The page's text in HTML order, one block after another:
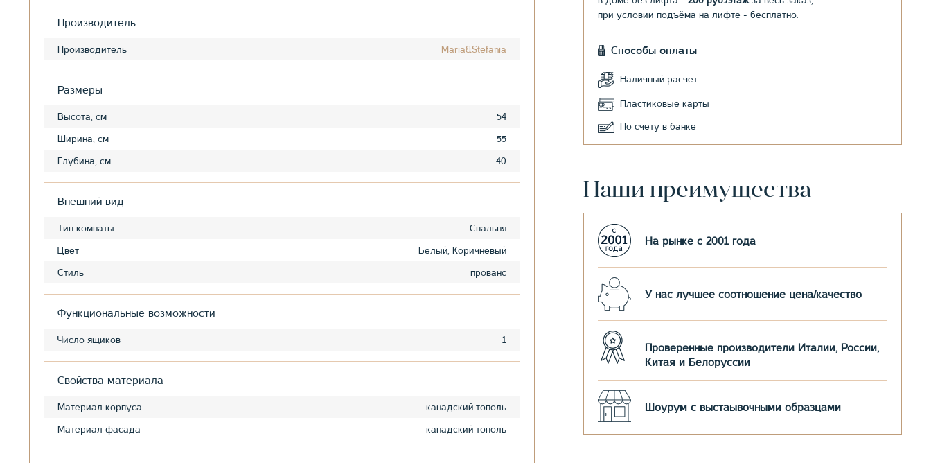
при условии подъёма на лифте - бесплатно.
Способы оплаты
Наличный расчет
Пластиковые карты
По счету в банке
Наши преимущества
На рынке с 2001 года
У нас лучшее соотношение цена/качество
Проверенные производители Италии, России,
Китая и Белоруссии
Шоурум с выстаывочными образцами
Производитель
Производитель Maria&Stefania
Размеры
Высота, см
54
Ширина, см
55
Глубина, см
40
Внешний вид
Тип комнаты
Спальня
Цвет
Белый, Коричневый
Стиль
прованс
Функциональные возможности
Число ящиков 1
Свойства материала
Материал корпуса
канадский тополь
Материал фасада
канадский тополь